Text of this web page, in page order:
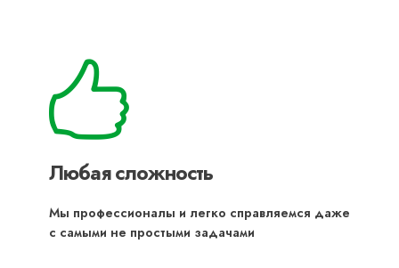
Любая сложность
Мы профессионалы и легко справляемся даже
с самыми не простыми задачами